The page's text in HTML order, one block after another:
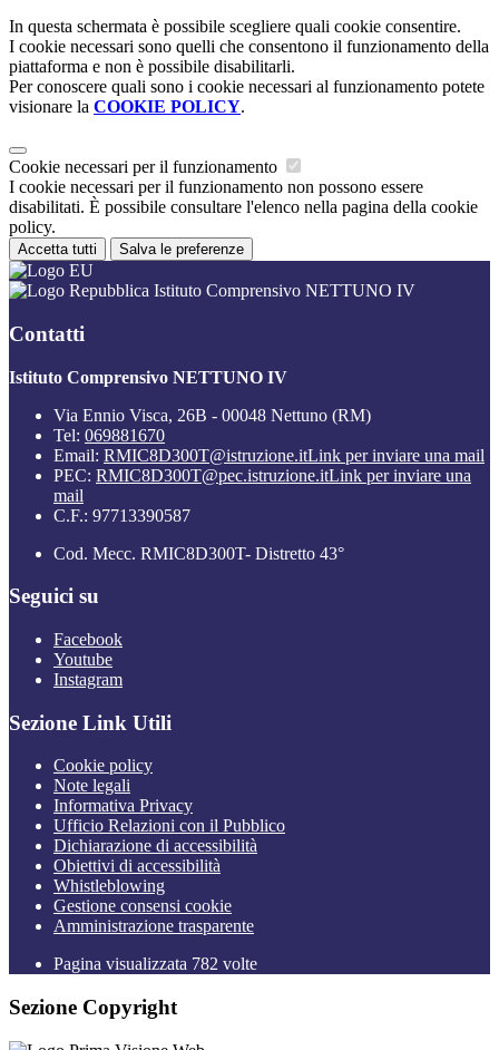
In questa schermata è possibile scegliere quali cookie consentire.
I cookie necessari sono quelli che consentono il funzionamento della
piattaforma e non è possibile disabilitarli.
Per conoscere quali sono i cookie necessari al funzionamento potete
visionare la COOKIE POLICY.
Cookie necessari per il funzionamento
I cookie necessari per il funzionamento non possono essere
disabilitati. È possibile consultare l'elenco nella pagina della cookie
policy.
Accetta tutti Salva le preferenze
Istituto Comprensivo NETTUNO IV
Contatti
Istituto Comprensivo NETTUNO IV
Via Ennio Visca, 26B - 00048 Nettuno (RM)
Tel: 069881670
Email: RMIC8D300T@istruzione.itLink per inviare una mail
PEC: RMIC8D300T@pec.istruzione.itLink per inviare una
mail
C.F.: 97713390587
Cod. Mecc. RMIC8D300T- Distretto 43°
Seguici su
Facebook
Youtube
Instagram
Sezione Link Utili
Cookie policy
Note legali
Informativa Privacy
Ufficio Relazioni con il Pubblico
Dichiarazione di accessibilità
Obiettivi di accessibilità
Whistleblowing
Gestione consensi cookie
Amministrazione trasparente
Pagina visualizzata 782 volte
Sezione Copyright